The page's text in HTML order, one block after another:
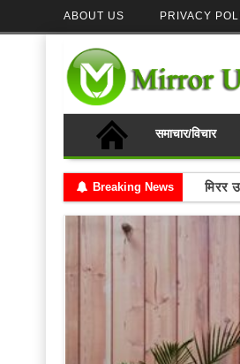
ABOUT US PRIVACY
समाचार/विचार
Breaking News
मिरर